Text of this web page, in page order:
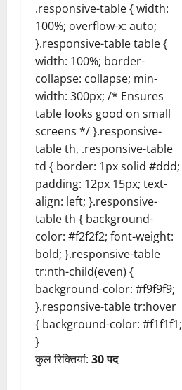
.responsive-table { width:
100%; overflow-x: auto;
}.responsive-table table {
width: 100%; border-
collapse: collapse; min-
width: 300px; /* Ensures
table looks good on small
screens */ }.responsive-
table th, .responsive-table
td { border: 1px solid #ddd;
padding: 12px 15px; text-
align: left; }.responsive-
table th { background-
color: #f2f2f2; font-weight:
bold; }.responsive-table
tr:nth-child(even) {
background-color: #f9f9f9;
}.responsive-table tr:hover
{ background-color: #f1f1f1;
}
कुल रिक्तियां: 30 पद